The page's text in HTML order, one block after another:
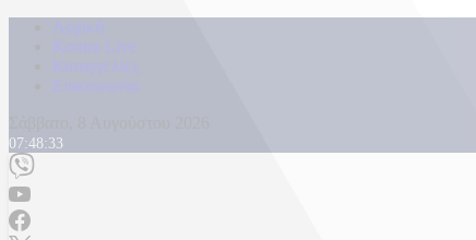
Αρχική
Kontra Live
Καταγγελίες
Επικοινωνία
07:48:36